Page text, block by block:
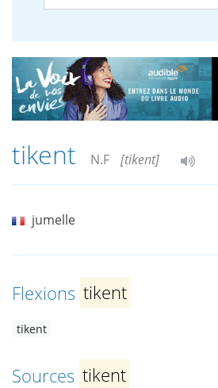
tikent N.F [tikent]
jumelle
Flexions tikent
tikent
Sources tikent